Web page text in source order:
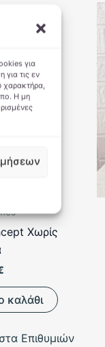
για
τις εν
χαρακτήρα,
Η μη
Χωρίς
καλάθι
Επιθυμιών